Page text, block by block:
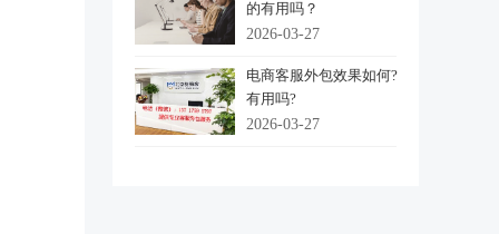
的有用吗？
2026-03-27
电商客服外包效果如何?
有用吗?
2026-03-27